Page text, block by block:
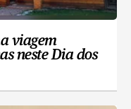
viagem
neste Dia dos